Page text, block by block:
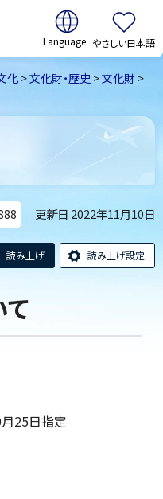
翻訳:
やさしい日本語
化 >文化財・歴史 >文化財 >
更新日 2022年11月10日
読み上げ 読み上げ設定
25日指定